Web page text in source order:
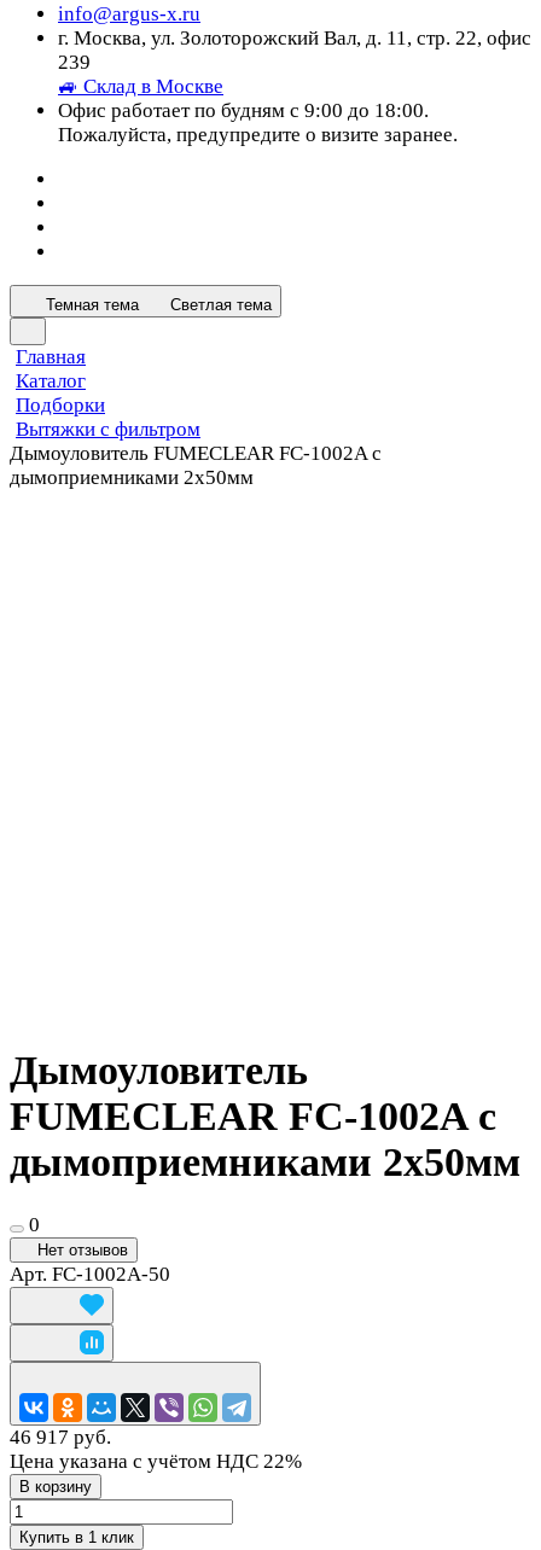
info@argus-x.ru
г. Москва, ул. Золоторожский Вал, д. 11, стр. 22, офис
239
🚙 Склад в Москве
Офис работает по будням с 9:00 до 18:00.
Пожалуйста, предупредите о визите заранее.
Темная тема Светлая тема
Главная
Каталог
Подборки
Вытяжки с фильтром
Дымоуловитель FUMECLEAR FC-1002A с
дымоприемниками 2х50мм
Дымоуловитель
FUMECLEAR FC-1002A с
дымоприемниками 2х50мм
0
Нет отзывов
Арт. FC-1002A-50
46 917 руб.
Цена указана с учётом НДС 22%
В корзину
Купить в 1 клик